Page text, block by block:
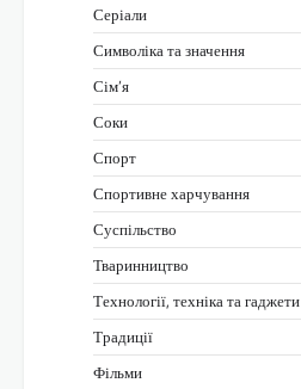
Серіали
Символіка та значення
Сім’я
Соки
Спорт
Спортивне харчування
Суспільство
Тваринництво
Технології, техніка та гаджети
Традиції
Фільми